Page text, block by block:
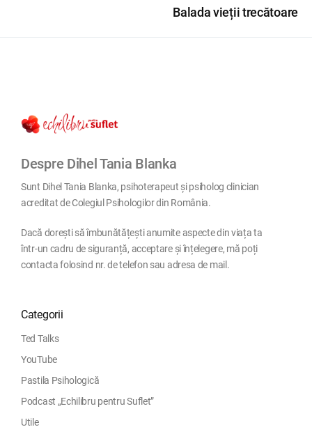
Balada vieții trecătoare
Despre Dihel Tania Blanka
Sunt Dihel Tania Blanka, psihoterapeut și psiholog clinician
acreditat de Colegiul Psihologilor din România.
Dacă dorești să îmbunătățești anumite aspecte din viața ta
într-un cadru de siguranță, acceptare și înțelegere, mă poți
contacta folosind nr. de telefon sau adresa de mail.
Categorii
Ted Talks
YouTube
Pastila Psihologică
Podcast „Echilibru pentru Suflet”
Utile